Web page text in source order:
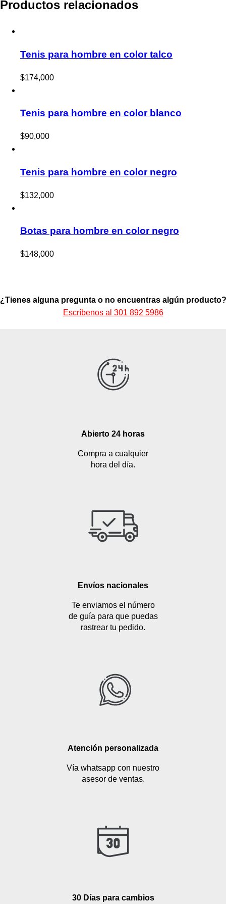
Productos relacionados
Tenis para hombre en color talco
$174,000
Tenis para hombre en color blanco
$90,000
Tenis para hombre en color negro
$132,000
Botas para hombre en color negro
$148,000
¿Tienes alguna pregunta o no encuentras algún producto?
Escríbenos al 301 892 5986
Abierto 24 horas
Compra a cualquier
hora del día.
Envíos nacionales
Te enviamos el número
de guía para que puedas
rastrear tu pedido.
Atención personalizada
Vía whatsapp con nuestro
asesor de ventas.
30 Días para cambios